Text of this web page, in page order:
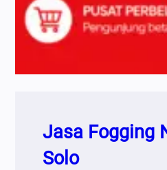
Jasa Fogging
Solo